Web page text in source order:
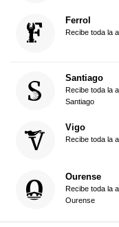
Ferrol
Recibe toda la
Santiago
Recibe toda la
Santiago
Vigo
Recibe toda la
Ourense
Recibe toda la
Ourense